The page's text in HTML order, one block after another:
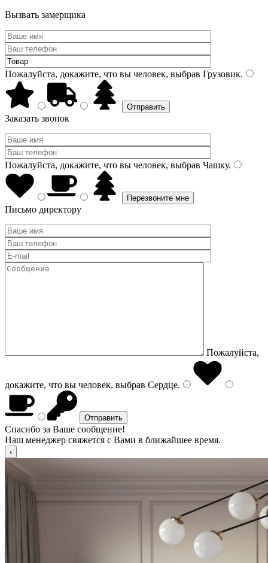
Вызвать замерщика
Пожалуйста, докажите, что вы человек, выбрав Грузовик.
Заказать звонок
Пожалуйста, докажите, что вы человек, выбрав Чашку.
Письмо директору
Пожалуйста,
докажите, что вы человек, выбрав Сердце.
Спасибо за Ваше сообщение!
Наш менеджер свяжется с Вами в ближайшее время.